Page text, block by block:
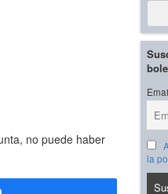
no puede haber
la